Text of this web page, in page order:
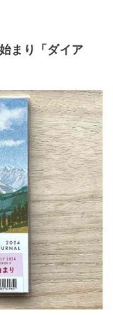
まり「ダイア